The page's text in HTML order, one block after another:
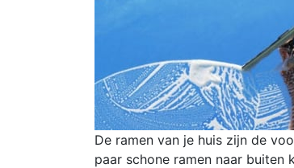
De ramen van je huis zijn de
paar schone ramen naar buiten